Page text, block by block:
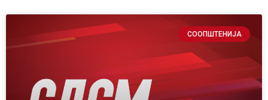
СООПШТЕНИЈА